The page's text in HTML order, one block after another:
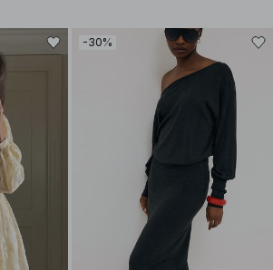
-30%